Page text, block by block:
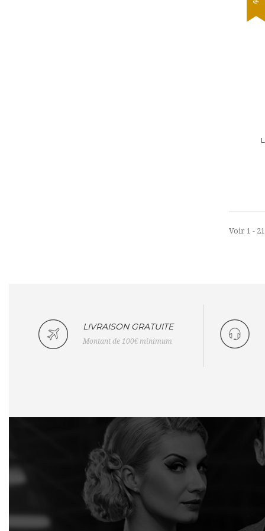
Voir 1 -
LIVRAISON GRATUITE
Montant de 100€ minimum